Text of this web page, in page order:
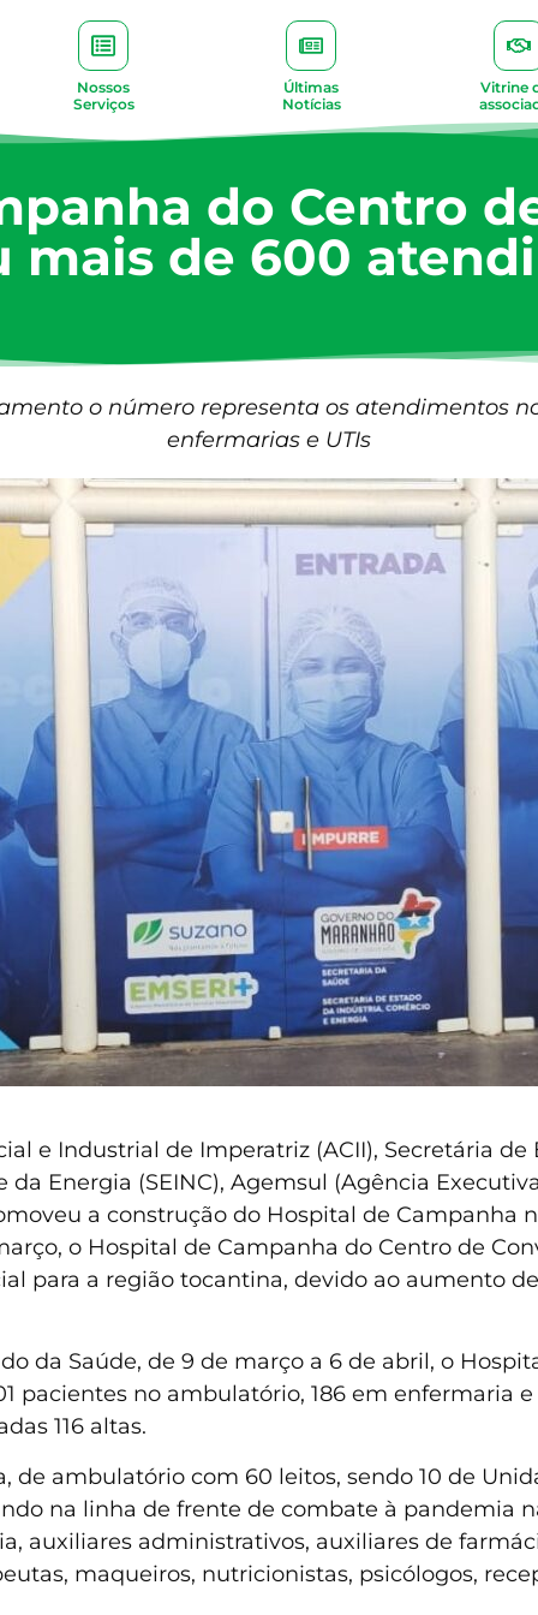
Nossos
Serviços
Últimas
Notícias
Vitrine
do Centro
mais de 600
o número representa os atendimentos
enfermarias e UTIs
e Industrial de Imperatriz (ACII), Secretária de
Energia (SEINC), Agemsul (Agência
a construção do Hospital de Campanha
o Hospital de Campanha do Centro de
para a região tocantina, devido ao aumento
da Saúde, de 9 de março a 6 de abril, o
pacientes no ambulatório, 186 em enfermaria
116 altas.
de ambulatório com 60 leitos, sendo 10 de
na linha de frente de combate à pandemia
auxiliares administrativos, auxiliares de
maqueiros, nutricionistas, psicólogos,